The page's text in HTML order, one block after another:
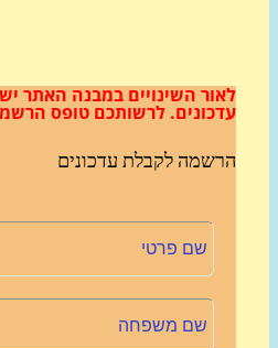
השינויים במבנה האתריש
לרשותכם טופס הרשמה קצר:
לקבלת עדכונים